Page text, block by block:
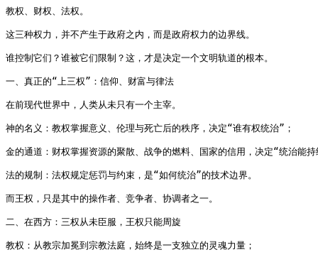
教权、财权、法权。
这三种权力，并不产生于政府之内，而是政府权力的边界线。
谁控制它们？谁被它们限制？这，才是决定一个文明轨道的根本。
一、真正的“上三权”：信仰、财富与律法
在前现代世界中，人类从未只有一个主宰。
神的名义：教权掌握意义、伦理与死亡后的秩序，决定“谁有权统治”；
金的通道：财权掌握资源的聚散、战争的燃料、国家的信用，决定“统治能
法的规制：法权规定惩罚与约束，是“如何统治”的技术边界。
而王权，只是其中的操作者、竞争者、协调者之一。
二、在西方：三权从未臣服，王权只能周旋
教权：从教宗加冕到宗教法庭，始终是一支独立的灵魂力量；